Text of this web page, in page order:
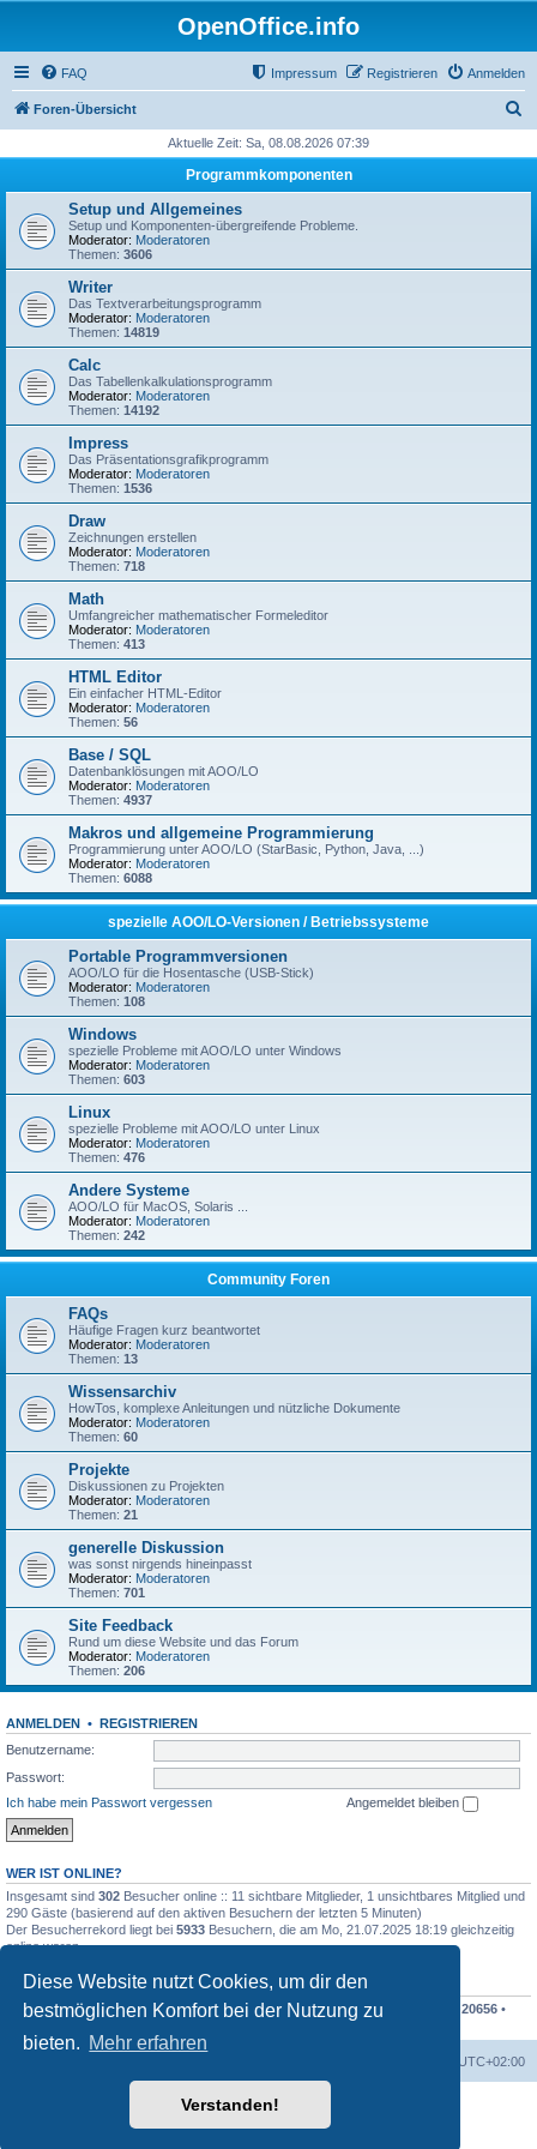
Diese Website nutzt Cookies, um dir den
bestmöglichen Komfort bei der Nutzung zu
bieten. Mehr erfahren
Verstanden!
OpenOffice.info
FAQ Anmelden
Registrieren
Impressum
Foren-Übersicht
h
Aktuelle Zeit: Sa, 08.08.2026 07:39
Programmkomponenten
Setup und Allgemeines
Setup und Komponenten-übergreifende Probleme.
Moderator: Moderatoren
Themen: 3606
Writer
Das Textverarbeitungsprogramm
Moderator: Moderatoren
Themen: 14819
Calc
Das Tabellenkalkulationsprogramm
Moderator: Moderatoren
Themen: 14192
Impress
Das Präsentationsgrafikprogramm
Moderator: Moderatoren
Themen: 1536
Draw
Zeichnungen erstellen
Moderator: Moderatoren
Themen: 718
Math
Umfangreicher mathematischer Formeleditor
Moderator: Moderatoren
Themen: 413
HTML Editor
Ein einfacher HTML-Editor
Moderator: Moderatoren
Themen: 56
Base / SQL
Datenbanklösungen mit AOO/LO
Moderator: Moderatoren
Themen: 4937
Makros und allgemeine Programmierung
Programmierung unter AOO/LO (StarBasic, Python, Java, ...)
Moderator: Moderatoren
Themen: 6088
spezielle AOO/LO-Versionen / Betriebssysteme
Portable Programmversionen
AOO/LO für die Hosentasche (USB-Stick)
Moderator: Moderatoren
Themen: 108
Windows
spezielle Probleme mit AOO/LO unter Windows
Moderator: Moderatoren
Themen: 603
Linux
spezielle Probleme mit AOO/LO unter Linux
Moderator: Moderatoren
Themen: 476
Andere Systeme
AOO/LO für MacOS, Solaris ...
Moderator: Moderatoren
Themen: 242
Community Foren
FAQs
Häufige Fragen kurz beantwortet
Moderator: Moderatoren
Themen: 13
Wissensarchiv
HowTos, komplexe Anleitungen und nützliche Dokumente
Moderator: Moderatoren
Themen: 60
Projekte
Diskussionen zu Projekten
Moderator: Moderatoren
Themen: 21
generelle Diskussion
was sonst nirgends hineinpasst
Moderator: Moderatoren
Themen: 701
Site Feedback
Rund um diese Website und das Forum
Moderator: Moderatoren
Themen: 206
ANMELDEN • REGISTRIEREN
Benutzername:
Passwort:
Ich habe mein Passwort vergessen
Angemeldet bleiben
WER IST ONLINE?
Insgesamt sind 302 Besucher online :: 11 sichtbare Mitglieder, 1 unsichtbares Mitglied und
290 Gäste (basierend auf den aktiven Besuchern der letzten 5 Minuten)
Der Besucherrekord liegt bei 5933 Besuchern, die am Mo, 21.07.2025 18:19 gleichzeitig
online waren.
STATISTIK
Beiträge insgesamt207838• Themen insgesamt48676• Mitglieder insgesamt 20656 •
Unser neuestes Mitglied:
UTC+02:00
Powered byphpBB® Forum Software © phpBB Limited
phpBB.de